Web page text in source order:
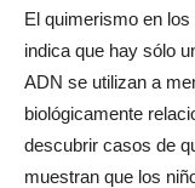
El quimerismo en
indica que hay sólo
ADN se utilizan a
biológicamente
descubrir casos de
muestran que los